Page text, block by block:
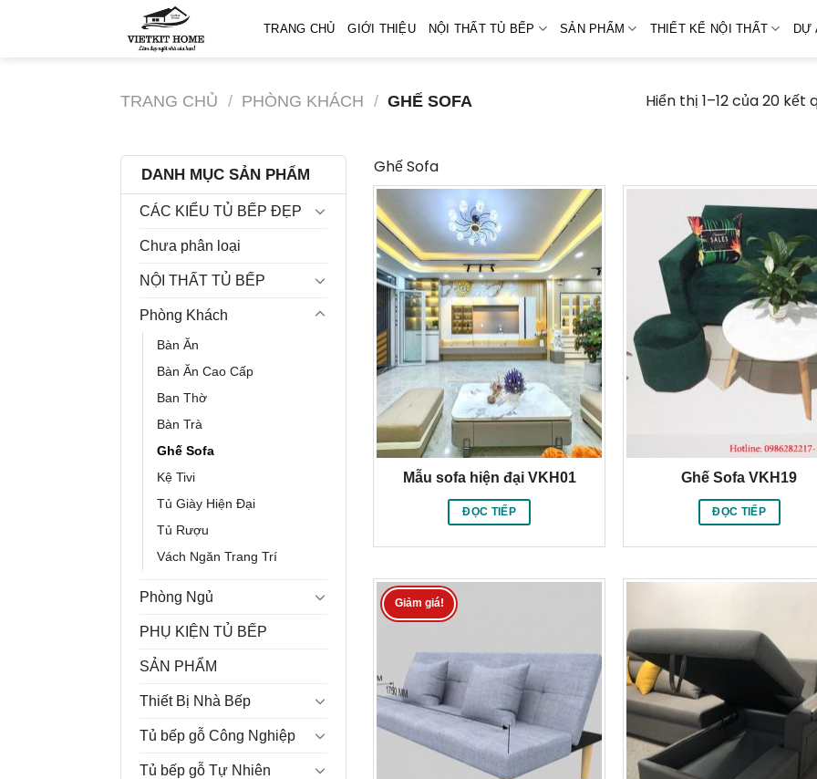
TRANG CHỦ GIỚI THIỆU NỘI THẤT TỦ BẾP SẢN PHẨM THIẾT KẾ NỘI THẤT DỰ
TRANG CHỦ / PHÒNG KHÁCH / GHẾ SOFA Hiển thị 1–12 của 20 kết
DANH MỤC SẢN PHẨM
CÁC KIỂU TỦ BẾP ĐẸP
Chưa phân loại
NỘI THẤT TỦ BẾP
Phòng Khách
Bàn Ăn
Bàn Ăn Cao Cấp
Ban Thờ
Bàn Trà
Ghế Sofa
Kệ Tivi
Tủ Giày Hiện Đại
Tủ Rượu
Vách Ngăn Trang Trí
Phòng Ngủ
PHỤ KIỆN TỦ BẾP
SẢN PHẨM
Thiết Bị Nhà Bếp
Tủ bếp gỗ Công Nghiệp
Tủ bếp gỗ Tự Nhiên
Ghế Sofa
Mẫu sofa hiện đại VKH01
ĐỌC TIẾP
Ghế Sofa VKH19
ĐỌC TIẾP
Giảm giá!